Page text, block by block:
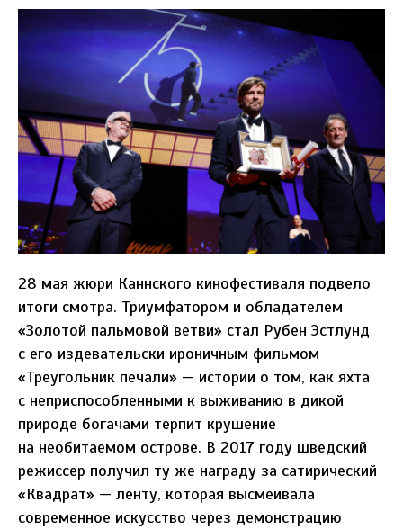
28 мая жюри Каннского кинофестиваля подвело
итоги смотра. Триумфатором и обладателем
«Золотой пальмовой ветви» стал Рубен Эстлунд
с его издевательски ироничным фильмом
«Треугольник печали» — истории о том, как яхта
с неприспособленными к выживанию в дикой
природе богачами терпит крушение
на необитаемом острове. В 2017 году шведский
режиссер получил ту же награду за сатирический
«Квадрат» — ленту, которая высмеивала
современное искусство через демонстрацию